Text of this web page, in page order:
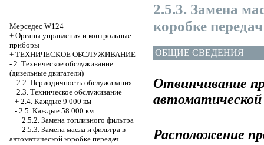
Мерседес W124
+ Органы управления и контрольные
приборы
+ ТЕХНИЧЕСКОЕ ОБСЛУЖИВАНИЕ
- 2. Техническое обслуживание
(дизельные двигатели)
2.2. Периодичность обслуживания
2.3. Техническое обслуживание
+ 2.4. Каждые 9 000 км
- 2.5. Каждые 58 000 км
2.5.2. Замена топливного фильтра
2.5.3. Замена масла и фильтра в
автоматической коробке передач
2.5.3. Замена
коробке передач
ОБЩИЕ СВЕДЕНИЯ
Отвинчивание
автоматической
Расположение